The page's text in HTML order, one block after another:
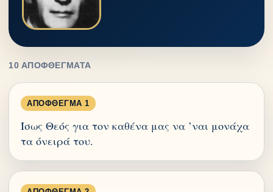
10 ΑΠΟΦΘΈΓΜΑΤΑ
ΑΠΌΦΘΕΓΜΑ 1
Ίσως Θεός για τον καθένα μας να ’ναι μονάχα
τα όνειρά του.